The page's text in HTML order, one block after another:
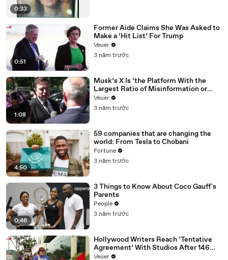
0:33
0:51
Former Aide Claims She Was Asked to
Make a ‘Hit List’ For Trump
Veuer
3 năm trước
1:08
Musk’s X Is ‘the Platform With the
Largest Ratio of Misinformation or
Disinformation’ Amongst All Social
Media Platforms
Veuer
3 năm trước
4:50
59 companies that are changing the
world: From Tesla to Chobani
Fortune
3 năm trước
0:46
3 Things to Know About Coco Gauff's
Parents
People
3 năm trước
Hollywood Writers Reach ‘Tentative
Agreement’ With Studios After 146
Day Strike
Veuer